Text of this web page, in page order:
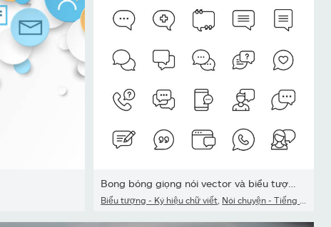
Biểu tượng - Ký hiệu chữ viết Nói chuyện - Tiếng nói